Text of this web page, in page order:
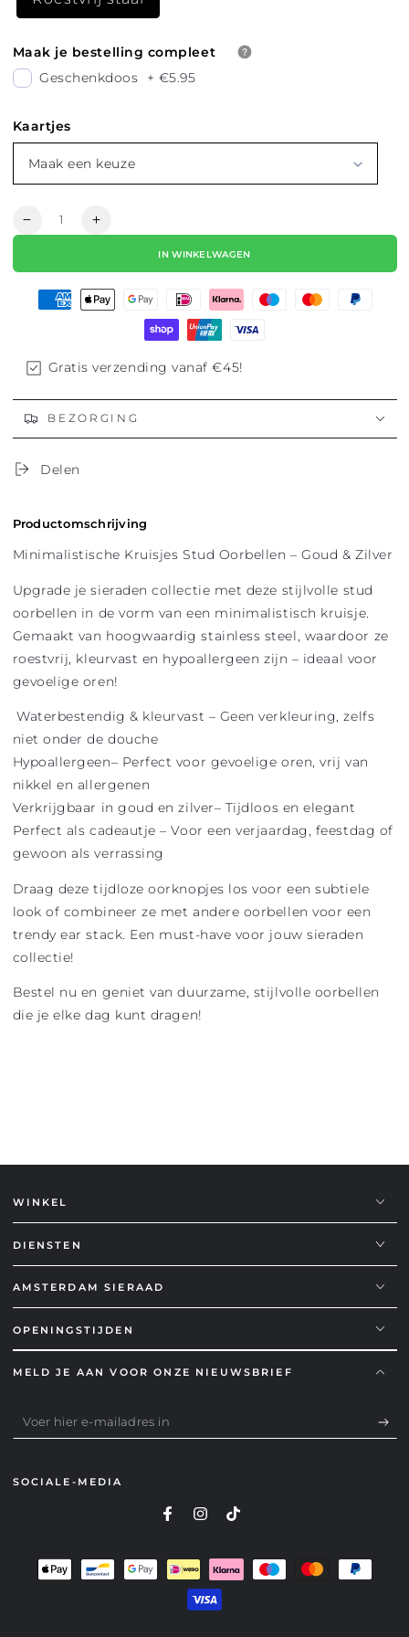
Maak je bestelling compleet
Geschenkdoos
+ €5.95
Kaartjes
Maak een keuze
Hoeveelheid
Aantal
OORBELLEN
MINI
Aantal
OORBELLEN
MINI
KRUISJES
IN WINKELWAGEN
Gratis verzending vanaf €45!
BEZORGING
Delen
Productomschrijving
Minimalistische Kruisjes Stud Oorbellen – Goud & Zilver
Upgrade je sieraden collectie met deze stijlvolle stud
oorbellen in de vorm van een minimalistisch kruisje.
Gemaakt van hoogwaardig stainless steel, waardoor ze
roestvrij, kleurvast en hypoallergeen zijn – ideaal voor
gevoelige oren!
Waterbestendig & kleurvast – Geen verkleuring, zelfs
niet onder de douche
Hypoallergeen– Perfect voor gevoelige oren, vrij van
nikkel en allergenen
Verkrijgbaar in goud en zilver– Tijdloos en elegant
Perfect als cadeautje – Voor een verjaardag, feestdag of
gewoon als verrassing
Draag deze tijdloze oorknopjes los voor een subtiele
look of combineer ze met andere oorbellen voor een
trendy ear stack. Een must-have voor jouw sieraden
collectie!
Bestel nu en geniet van duurzame, stijlvolle oorbellen
die je elke dag kunt dragen!
WINKEL
DIENSTEN
AMSTERDAM SIERAAD
OPENINGSTIJDEN
MELD JE AAN VOOR ONZE NIEUWSBRIEF
Voer
hier
SOCIALE-MEDIA
Betaalmethoden